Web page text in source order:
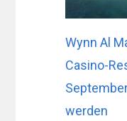
Wynn Al
Casino-
werden